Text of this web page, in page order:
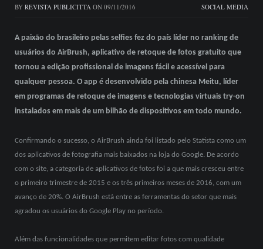
BY REVISTA PUBLICITTA ON 09/11/2016 SOCIAL MEDIA
A paixão do brasileiro pelas selfies fez do país líder no ranking de
usuários do AirBrush, aplicativo de retoque de fotos gratuito que
tornou a edição profissional de imagens fácil e acessível para
qualquer pessoa. O app é desenvolvido pela chinesa Meitu, líder
em programas de retoque de imagens e tecnologias virtuais try-on
instalados em mais de um bilhão de dispositivos em todo mundo.
Confirmando o sucesso, o AirBrush ainda foi listado pelo Statista como um
dos aplicativos de fotografia mais baixados na loja do Google. De acordo
com o site, a categoria de aplicativos de fotos foi a que mais cresceu entre
o primeiro trimestre de 2015 e os três primeiros meses de 2016, com um
avanço de 20%. O AirBrush está entre as ferramentas do setor que mais
agradou os usuários do Google Play no período.
Além das funcionalidades que permitem editar fotos com qualidade